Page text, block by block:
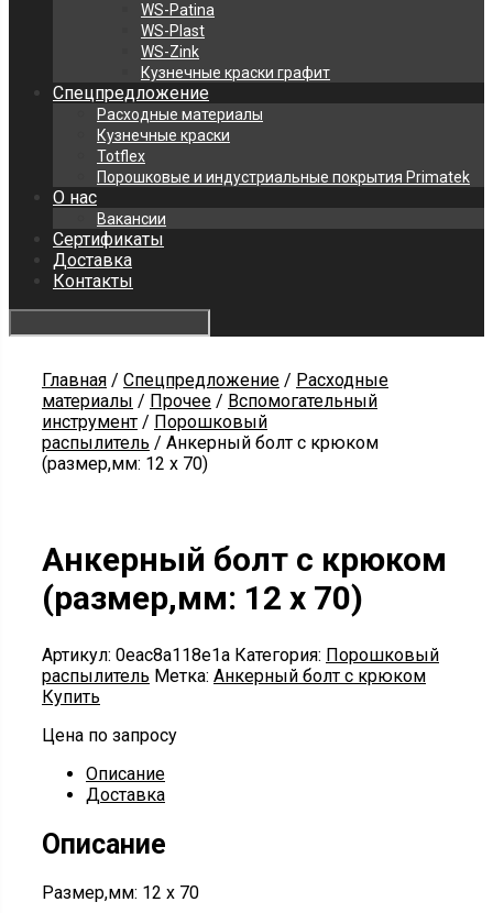
WS-Patina
WS-Plast
WS-Zink
Кузнечные краски графит
Спецпредложение
Расходные материалы
Кузнечные краски
Totflex
Порошковые и индустриальные покрытия Primatek
О нас
Вакансии
Сертификаты
Доставка
Контакты
Главная / Спецпредложение / Расходные
материалы / Прочее / Вспомогательный
инструмент / Порошковый
распылитель / Анкерный болт с крюком
(размер,мм: 12 x 70)
Анкерный болт с крюком
(размер,мм: 12 x 70)
Артикул: 0eac8a118e1a Категория: Порошковый
распылитель Метка: Анкерный болт с крюком
Купить
Цена по запросу
Описание
Доставка
Описание
Размер,мм: 12 x 70